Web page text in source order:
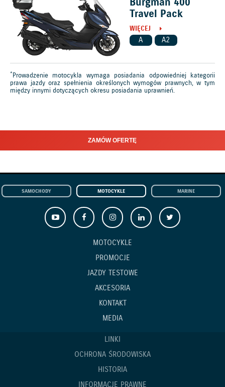
Burgman 400
Travel Pack
WIĘCEJ
A A2
*Prowadzenie motocykla wymaga posiadania odpowiedniej kategorii
prawa jazdy oraz spełnienia określonych wymogów prawnych, w tym
między innymi dotyczących okresu posiadania uprawnień.
ZAMÓW OFERTĘ
SAMOCHODY MOTOCYKLE MARINE
MOTOCYKLE
PROMOCJE
JAZDY TESTOWE
AKCESORIA
KONTAKT
MEDIA
LINKI
OCHRONA ŚRODOWISKA
HISTORIA
INFORMACJE PRAWNE